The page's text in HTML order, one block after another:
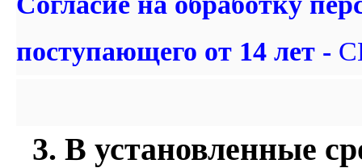
поступающего от 14 лет -
3. В установленные